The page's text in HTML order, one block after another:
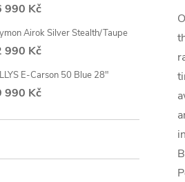
990 Kč
Airok Silver Stealth/Taupe
990 Kč
E-Carson 50 Blue 28"
990 Kč